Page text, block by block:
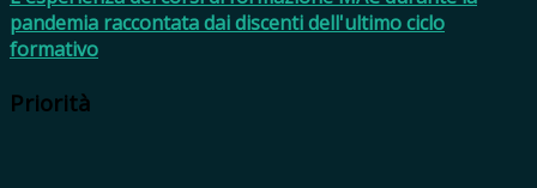
pandemia raccontata dai discenti dell'ultimo ciclo
formativo
Priorità